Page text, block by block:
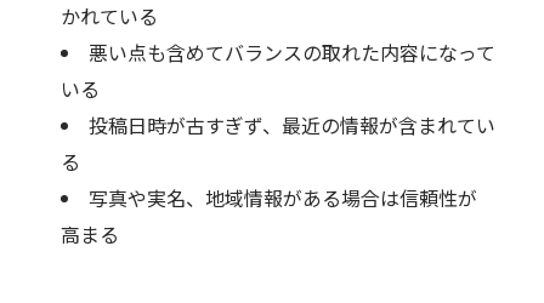
かれている
悪い点も含めてバランスの取れた内容になって
いる
投稿日時が古すぎず、最近の情報が含まれてい
る
写真や実名、地域情報がある場合は信頼性が
高まる